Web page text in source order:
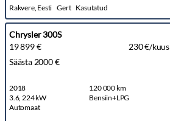
Rakvere, Eesti Gert Kasutatud
Chrysler 300S
19 899 €
230 €/kuus
Säästa 2000 €
2018
120 000 km
3.6, 224 kW
Bensiin+LPG
Automaat